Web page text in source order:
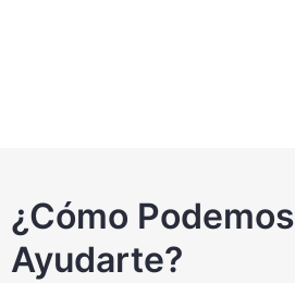
¿Cómo Podemos
Ayudarte?